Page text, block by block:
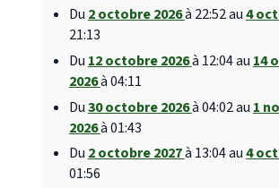
Du2 octobre 2026à 22:52 au4
21:13
Du 12 octobre 2026à 12:04 au 14
2026à 04:11
Du30 octobre 2026à 04:02 au 1
2026à 01:43
Du 2 octobre 2027à 13:04 au4
01:56